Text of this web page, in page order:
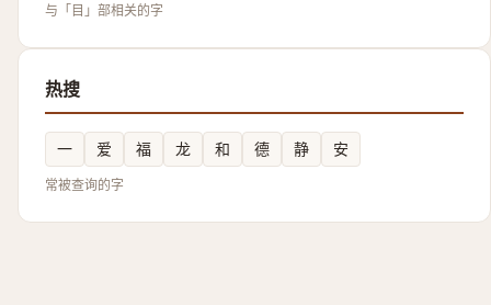
与「目」部相关的字
热搜
一 爱 福 龙 和 德 静 安
常被查询的字